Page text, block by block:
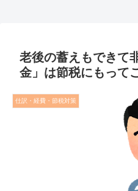
老後の蓄えもできて
金」は節税にもって
仕訳・経費・節税対策